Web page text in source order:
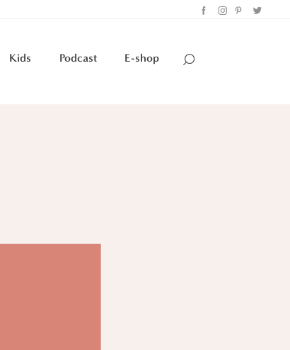
Kids Podcast E-shop